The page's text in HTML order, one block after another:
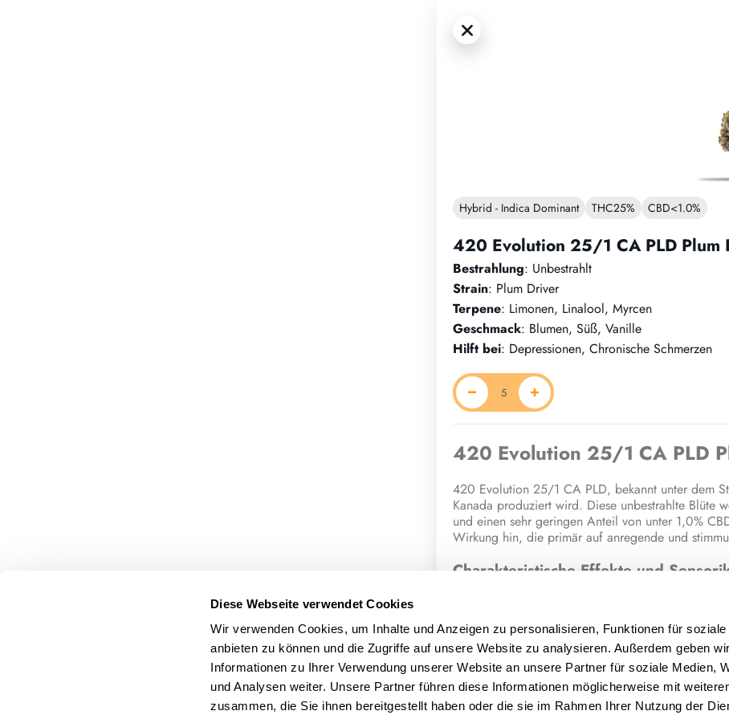
Diese Webseite verwendet Cookies
Wir verwenden Cookies, um Inhalte und Anzeigen zu personalisieren, Funktionen für soziale
anbieten zu können und die Zugriffe auf unsere Website zu analysieren. Außerdem geben wir
Informationen zu Ihrer Verwendung unserer Website an unsere Partner für soziale Medien,
und Analysen weiter. Unsere Partner führen diese Informationen möglicherweise mit
zusammen, die Sie ihnen bereitgestellt haben oder die sie im Rahmen Ihrer Nutzung der
Hybrid - Indica Dominant THC25% CBD<1.0%
420 Evolution 25/1 CA PLD Plum
Bestrahlung: Unbestrahlt
Strain: Plum Driver
Terpene: Limonen, Linalool, Myrcen
Geschmack: Blumen, Süß, Vanille
Hilft bei: Depressionen, Chronische Schmerzen
420 Evolution 25/1 CA PLD
420 Evolution 25/1 CA PLD, bekannt unter dem
Kanada produziert wird. Diese unbestrahlte Blüte
und einen sehr geringen Anteil von unter 1,0%
Wirkung hin, die primär auf anregende und
Charakteristische Effekte und
Konsumenten, die Plum Driver angewendet
stimmungsaufhellenden Effekten. Die Blüte soll
eine angenehme Mischung aus fruchtigen, nach
Terpene und potenzielle medizinische
Die einzigartigen Eigenschaften und die